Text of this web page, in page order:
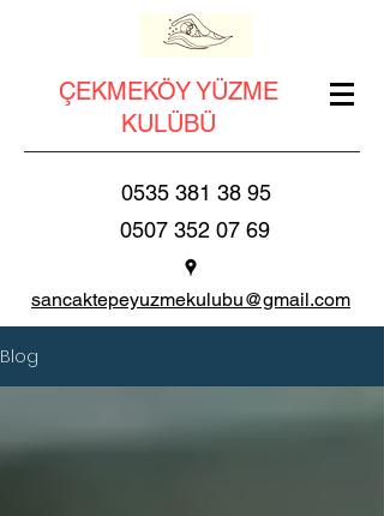
ÇEKMEKÖY YÜZME
KULÜBÜ
0535 381 38 95
0507 352 07 69
sancaktepeyuzmekulubu@gmail.com
Blog